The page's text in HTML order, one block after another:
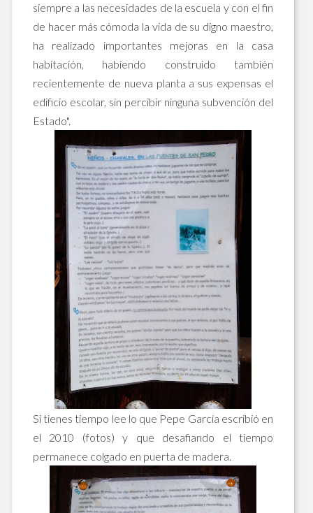
siempre a las necesidades de la escuela y con el fin
de hacer más cómoda la vida de su digno maestro,
ha realizado importantes mejoras en la casa
habitación, habiendo construido también
recientemente de nueva planta a sus expensas el
edificio escolar, sin percibir ninguna subvención del
Estado".
Si tienes tiempo lee lo que Pepe García escribió en
el 2010 (fotos) y que desafiando el tiempo
permanece colgado en puerta de madera.